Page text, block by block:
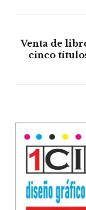
Venta de
cinco